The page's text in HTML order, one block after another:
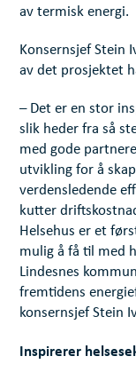
av termisk energi.
Konsernsjef Stein
av det prosjektet
– Det er en stor
slik heder fra så
med gode
utvikling for å
verdensledende
kutter
Helsehus er et
mulig å få til med
Lindesnes
fremtidens
konsernsjef Stein
Inspirerer